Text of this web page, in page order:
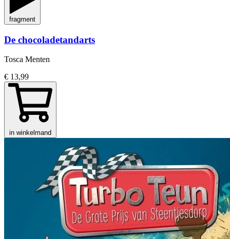
fragment
De chocoladetandarts
Tosca Menten
€ 13,99
in winkelmand